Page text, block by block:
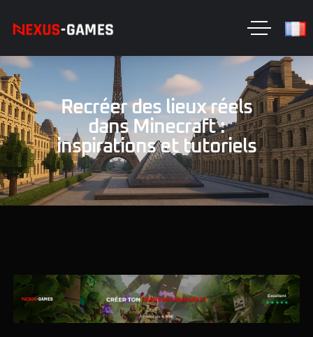
Recréer des lieux réels
dans Minecraft :
inspirations et tutoriels